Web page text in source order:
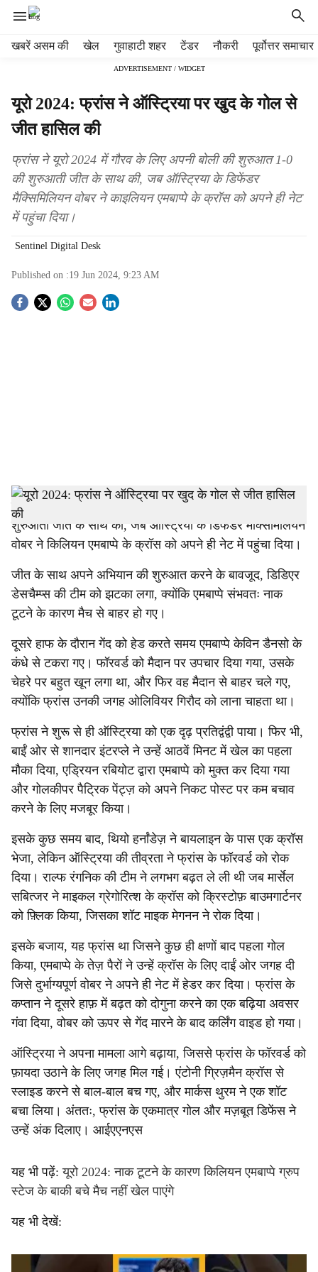
खबरें असम की खेल गुवाहाटी शहर टेंडर नौकरी पूर्वोत्तर समाचार
ADVERTISEMENT / WIDGET
यूरो 2024: फ्रांस ने ऑस्ट्रिया पर खुद के गोल से
जीत हासिल की
फ्रांस ने यूरो 2024 में गौरव के लिए अपनी बोली की शुरुआत 1-0
की शुरुआती जीत के साथ की, जब ऑस्ट्रिया के डिफेंडर
मैक्सिमिलियन वोबर ने काइलियन एमबाप्पे के क्रॉस को अपने ही नेट
में पहुंचा दिया।
Sentinel Digital Desk
Published on :19 Jun 2024, 9:23 AM
S
h
a
r
e
डसेलडोर्फ: फ्रांस ने यूरो 2024 में अपनी जीत की शुरुआत 1-0 की
शुरुआती जीत के साथ की, जब ऑस्ट्रिया के डिफेंडर मैक्सिमिलियन
वोबर ने किलियन एमबाप्पे के क्रॉस को अपने ही नेट में पहुंचा दिया।
जीत के साथ अपने अभियान की शुरुआत करने के बावजूद, डिडिएर
डेसचैम्प्स की टीम को झटका लगा, क्योंकि एमबाप्पे संभवतः नाक
टूटने के कारण मैच से बाहर हो गए।
दूसरे हाफ के दौरान गेंद को हेड करते समय एमबाप्पे केविन डैनसो के
कंधे से टकरा गए। फॉरवर्ड को मैदान पर उपचार दिया गया, उसके
चेहरे पर बहुत खून लगा था, और फिर वह मैदान से बाहर चले गए,
क्योंकि फ्रांस उनकी जगह ओलिवियर गिरौद को लाना चाहता था।
फ्रांस ने शुरू से ही ऑस्ट्रिया को एक दृढ़ प्रतिद्वंद्वी पाया। फिर भी,
बाईं ओर से शानदार इंटरप्ले ने उन्हें आठवें मिनट में खेल का पहला
मौका दिया, एड्रियन रबियोट द्वारा एमबाप्पे को मुक्त कर दिया गया
और गोलकीपर पैट्रिक पेंट्ज़ को अपने निकट पोस्ट पर कम बचाव
करने के लिए मजबूर किया।
इसके कुछ समय बाद, थियो हर्नांडेज़ ने बायलाइन के पास एक क्रॉस
भेजा, लेकिन ऑस्ट्रिया की तीव्रता ने फ्रांस के फॉरवर्ड को रोक
दिया। राल्फ रंगनिक की टीम ने लगभग बढ़त ले ली थी जब मार्सेल
सबित्जर ने माइकल ग्रेगोरित्श के क्रॉस को क्रिस्टोफ़ बाउमगार्टनर
को फ़्लिक किया, जिसका शॉट माइक मेगनन ने रोक दिया।
इसके बजाय, यह फ्रांस था जिसने कुछ ही क्षणों बाद पहला गोल
किया, एमबाप्पे के तेज़ पैरों ने उन्हें क्रॉस के लिए दाईं ओर जगह दी
जिसे दुर्भाग्यपूर्ण वोबर ने अपने ही नेट में हेडर कर दिया। फ्रांस के
कप्तान ने दूसरे हाफ़ में बढ़त को दोगुना करने का एक बढ़िया अवसर
गंवा दिया, वोबर को ऊपर से गेंद मारने के बाद कर्लिंग वाइड हो गया।
ऑस्ट्रिया ने अपना मामला आगे बढ़ाया, जिससे फ्रांस के फॉरवर्ड को
फ़ायदा उठाने के लिए जगह मिल गई। एंटोनी ग्रिज़मैन क्रॉस से
स्लाइड करने से बाल-बाल बच गए, और मार्कस थुरम ने एक शॉट
बचा लिया। अंततः, फ्रांस के एकमात्र गोल और मज़बूत डिफेंस ने
उन्हें अंक दिलाए। आईएएनएस
यह भी पढ़ें:यूरो 2024: नाक टूटने के कारण किलियन एमबाप्पे ग्रुप
स्टेज के बाकी बचे मैच नहीं खेल पाएंगे
यह भी देखें: